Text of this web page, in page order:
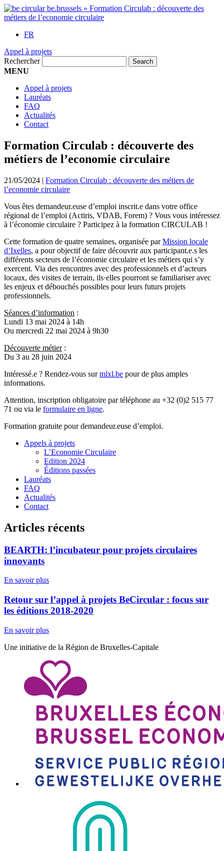
FR
Appel à projets
Rechercher
MENU
Appel à projets
Lauréats
FAQ
Actualités
Contact
Formation Circulab : découverte des
métiers de l’economie circulaire
21/05/2024 | Formation Circulab : découverte des métiers de
l’economie circulaire
Vous êtes demandeur.euse d’emploi inscrit.e dans votre office
régional de l’emploi (Actiris, VDAB, Forem) ? Vous vous intéressez
à l’économie circulaire ? Participez à la formation CIRCULAB !
Cette formation de quatre semaines, organisée parMission locale
d’Ixelles, a pour objectif de faire découvrir aux participant.e.s les
différents secteurs de l’économie circulaire et les métiers qui s’y
exercent. Via des rencontres avec des professionnels et d’acteurs
locaux, des visites de terrain, ils·elles pourront se familiariser avec
les enjeux et débouchés possibles pour leurs futurs projets
professionnels.
Séances d’information :
Lundi 13 mai 2024 à 14h
Ou mercredi 22 mai 2024 à 9h30
Découverte métier:
Du 3 au 28 juin 2024
Intéressé.e ? Rendez-vous surmlxl.be pour de plus amples
informations.
Attention, inscription obligatoire par téléphone au +32 (0)2 515 77
71 ou via le formulaire en ligne.
Formation gratuite pour demandeur.euse d’emploi.
Appels à projets
L’Economie Circulaire
Edition 2024
Éditions passées
Lauréats
FAQ
Actualités
Contact
Articles récents
BEARTH: l’incubateur pour projets circulaires
innovants
En savoir plus
Retour sur l’appel à projets BeCircular : focus sur
les éditions 2018-2020
En savoir plus
Une initiative de la Région de Bruxelles-Capitale